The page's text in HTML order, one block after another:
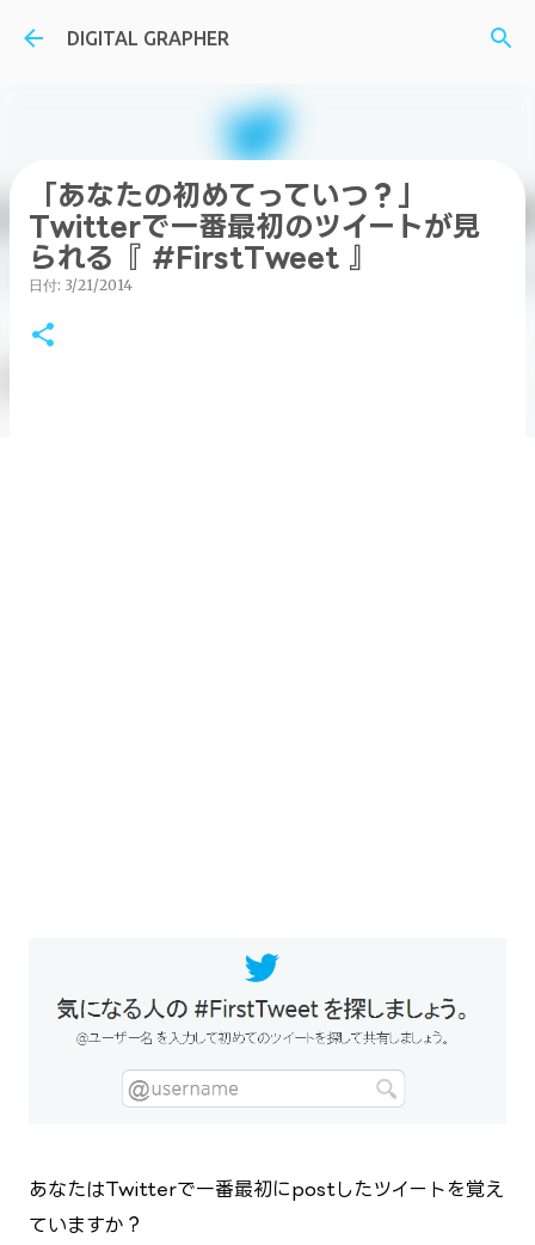
スキップしてメイン コンテンツに移動
DIGITAL GRAPHER
「あなたの初めてっていつ？」
Twitterで一番最初のツイートが見
られる『 #FirstTweet 』
日付: 3/21/2014
あなたはTwitterで一番最初にpostしたツイートを覚え
ていますか？